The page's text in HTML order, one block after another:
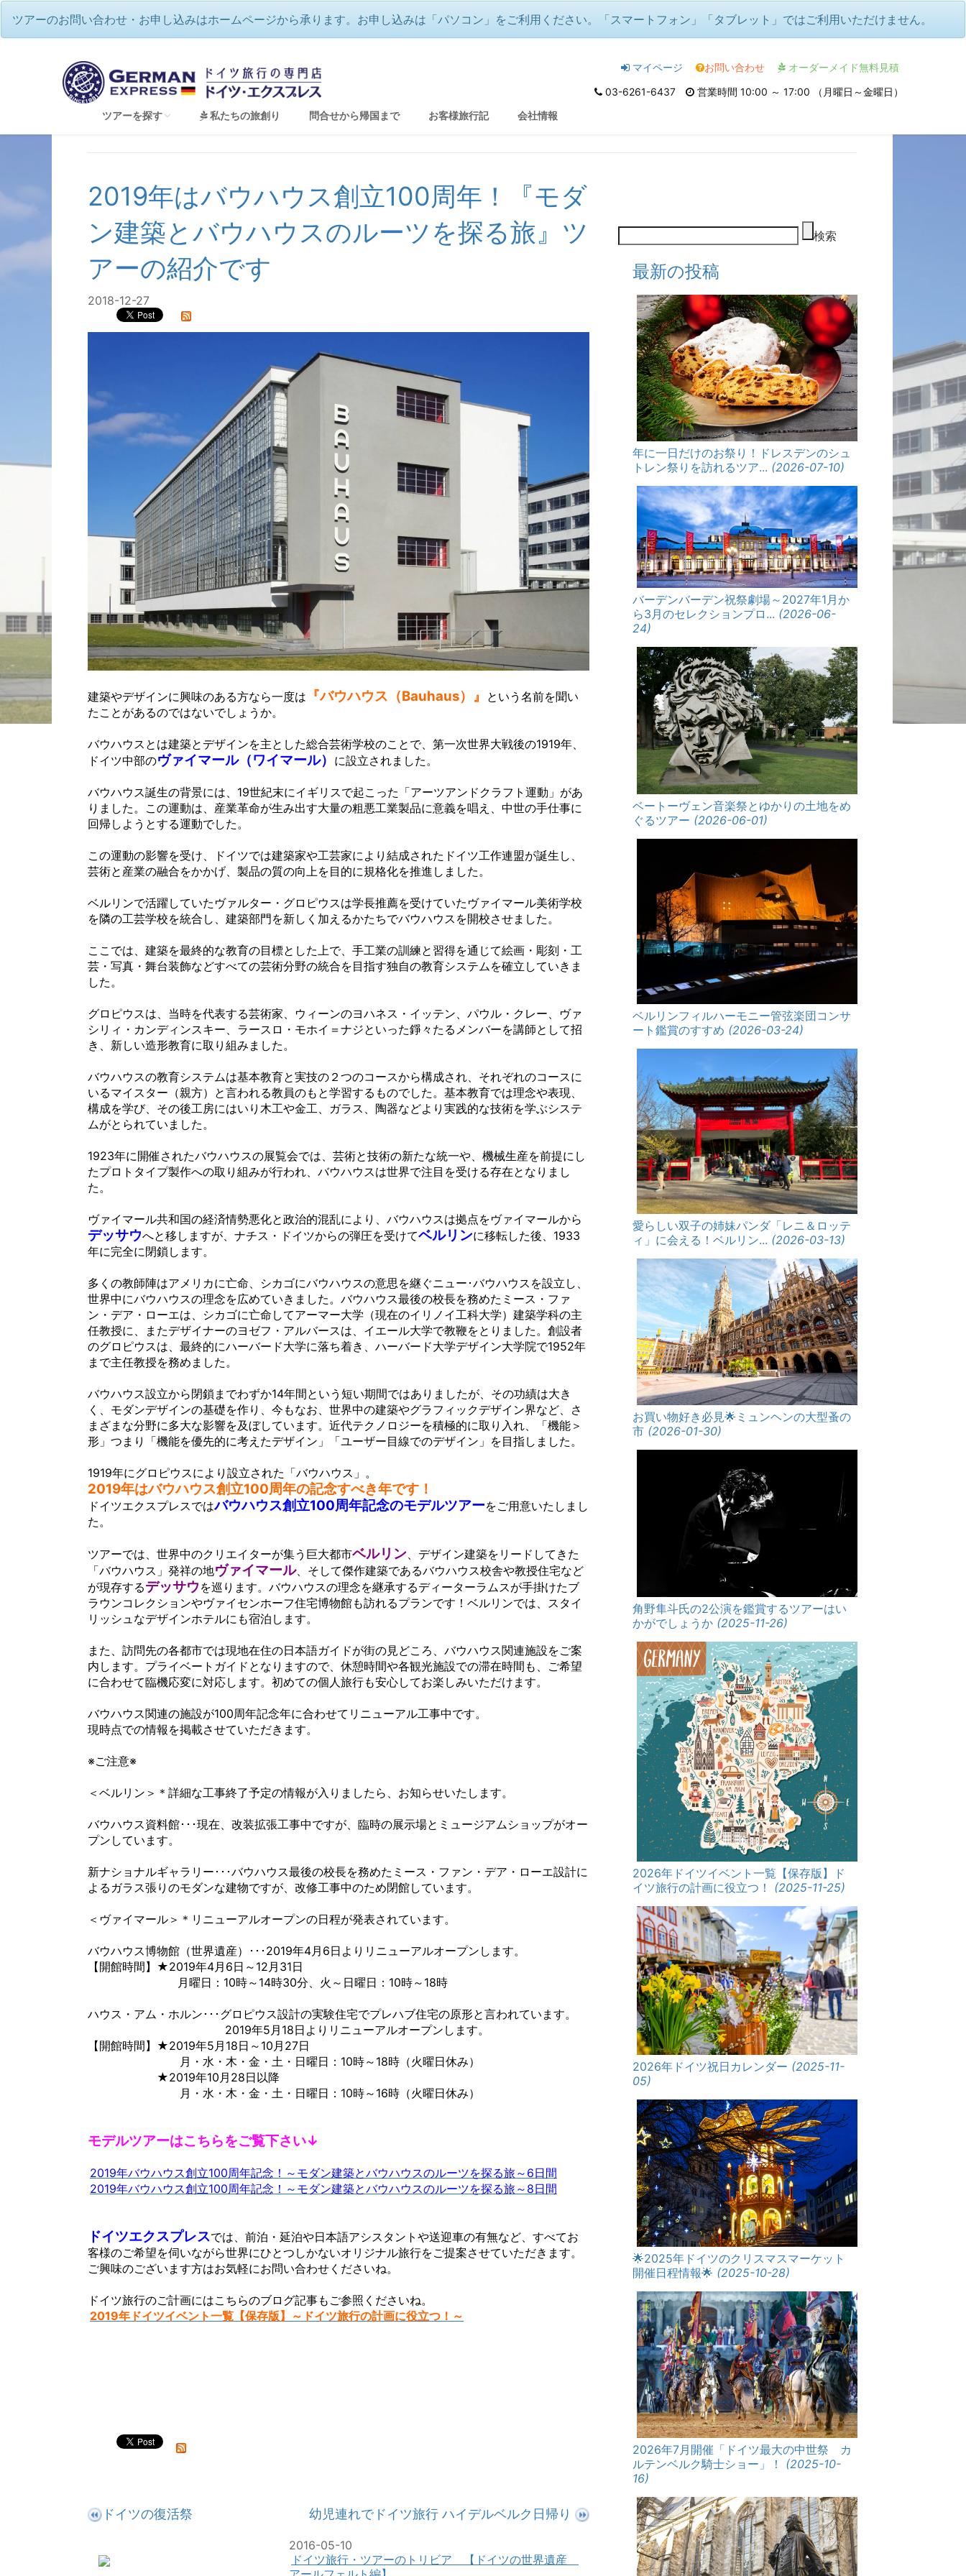
ツアーのお問い合わせ・お申し込みはホームページから承ります。お申し込みは「パソコン」をご利用ください。「スマートフォン」「タブレット」ではご利用いただけません。
オーダーメイド無料見積
お問い合わせ
マイページ
03-6261-6437
営業時間 10:00 ～ 17:00 （月曜日～金曜日）
ツアーを探す
すべてのツアーを見る
音楽の国ドイツ♪本場で名曲を聴く（音楽祭ツアー多数！）
ドイツで過ごす☆伝統のクリスマス
2026年12月🌟バーデンバーデン祝祭劇場・冬の音楽祭『白鳥の湖』『魔笛』
夢のドイツハネムーン（新婚旅行）
角野隼斗氏の海外公演コンサート鑑賞ツアー
没後200年！2027年はベートーヴェン・メモリアルイヤー
自分で創る旅(完全オーダーメイド旅)
私たちの旅創り 問合せから帰国まで お客様旅行記 会社情報
2019年はバウハウス創立100周年！『モダ
ン建築とバウハウスのルーツを探る旅』ツ
アーの紹介です
2018-12-27
建築やデザインに興味のある方なら一度は 『バウハウス（Bauhaus）』 という名前を聞い
たことがあるのではないでしょうか。
バウハウスとは建築とデザインを主とした総合芸術学校のことで、 第一次世界大戦後の1919年、
ドイツ中部のヴァイマール（ワイマール） に設立されました。
バウハウス誕生の背景には、19世紀末にイギリスで起こった「アーツアンドクラフト運動」があ
りました。この運動は、産業革命が生み出す大量の粗悪工業製品に意義を唱え、中世の手仕事に
回帰しようとする運動でした。
この運動の影響を受け、ドイツでは建築家や工芸家により結成されたドイツ工作連盟が誕生し、
芸術と産業の融合をかかげ、製品の質の向上を目的に規格化を推進しました。
ベルリンで活躍していたヴァルター・グロピウスは学長推薦を受けていたヴァイマール美術学校
を隣の工芸学校を統合し、建築部門を新しく加えるかたちでバウハウスを開校させました。
ここでは、 建築を最終的な教育の目標とした上で、手工業の訓練と習得を通じて絵画・彫刻・工
芸・写真・舞台装飾などすべての芸術分野の統合を目指す独自の教育システムを確立していきま
した。
グロピウスは、当時を代表する芸術家、ウィーンのヨハネス・イッテン、パウル・クレー、ヴァ
シリィ・カンディンスキー、ラースロ・モホイ＝ナジといった錚々たるメンバーを講師として招
き、新しい造形教育に取り組みました。
バウハウスの教育システムは基本教育と実技の２つのコースから構成され、それぞれのコースに
いるマイスター（親方）と言われる教員のもと学習するものでした。基本教育では理念や表現、
構成を学び、その後工房にはいり木工や金工、ガラス、陶器などより実践的な技術を学ぶシステ
ムがとられていました。
1923年に開催されたバウハウスの展覧会では、芸術と技術の新たな統一や、機械生産を前提にし
たプロトタイプ製作への取り組みが行われ、バウハウスは世界で注目を受ける存在となりまし
た。
ヴァイマール共和国の経済情勢悪化と政治的混乱により、バウハウスは拠点をヴァイマールから
デッサウへと移しますが、 ナチス・ドイツからの弾圧を受けてベルリンに移転した後、1933
年に完全に閉鎖します。
多くの教師陣はアメリカに亡命、シカゴにバウハウスの意思を継ぐニュー･バウハウスを設立し、
世界中にバウハウスの理念を広めていきました。バウハウス最後の校長を務めたミース・ファ
ン・デア・ローエは、シカゴに亡命してアーマー大学（現在のイリノイ工科大学）建築学科の主
任教授に、またデザイナーのヨゼフ・アルバースは、イエール大学で教鞭をとりました。創設者
のグロピウスは、最終的にハーバード大学に落ち着き、ハーバード大学デザイン大学院で1952年
まで主任教授を務めました。
バウハウス設立から閉鎖までわずか14年間という短い期間ではありましたが、その功績は大き
く、モダンデザインの基礎を作り、今もなお、世界中の建築やグラフィックデザイン界など、さ
まざまな分野に多大な影響を及ぼしています。 近代テクノロジーを積極的に取り入れ、「機能＞
形」つまり
「機能を優先的に考えたデザイン」「ユーザー目線でのデザイン」を目指しました。
1919年にグロピウスにより設立された「バウハウス」。
2019年はバウハウス創立100周年の記念すべき年です！
ドイツエクスプレスではバウハウス創立100周年記念のモデルツアーをご用意いたしまし
た。
ツアーでは、世界中のクリエイターが集う巨大都市ベルリン、デザイン建築をリードしてきた
「バウハウス」発祥の地ヴァイマール、そして傑作建築であるバウハウス校舎や教授住宅など
が現存するデッサウ を巡ります。バウハウスの理念を継承するディーターラムスが手掛けたブ
ラウンコレクションやヴァイセンホーフ住宅博物館も訪れるプランです！ ベルリンでは、スタイ
リッシュなデザインホテルにも宿泊します。
また、訪問先の各都市では現地在住の日本語ガイドが街の見どころ、バウハウス関連施設をご案
内します。プライベートガイドとなりますので、休憩時間や各観光施設での滞在時間も、ご希望
に合わせて臨機応変に対応します。 初めての個人旅行も安心してお楽しみいただけます。
バウハウス関連の施設が100周年記念年に合わせてリニューアル工事中です。
現時点での情報を掲載させていただきます。
※ご注意※
＜ベルリン＞＊詳細な工事終了予定の情報が入りましたら、お知らせいたします。
バウハウス資料館･･･現在、改装拡張工事中ですが、臨時の展示場とミュージアムショップがオー
プンしています。
新ナショナルギャラリー･･･バウハウス最後の校長を務めたミース・ファン・デア・ローエ設計に
よるガラス張りのモダンな建物ですが、改修工事中のため閉館しています。
＜ヴァイマール＞＊リニューアルオープンの日程が発表されています。
バウハウス博物館（世界遺産）･･･2019年4月6日よりリニューアルオープンします。
【開館時間】★2019年4月6日～12月31日
月曜日：10時～14時30分、火～日曜日：10時～18時
ハウス・アム・ホルン･･･グロピウス設計の実験住宅でプレハブ住宅の原形と言われています。
2019年5月18日よりリニューアルオープンします。
【開館時間】★2019年5月18日～10月27日
月・水・木・金・土・日曜日：10時～18時（火曜日休み）
★2019年10月28日以降
月・水・木・金・土・日曜日：10時～16時（火曜日休み）
モデルツアーはこちらをご覧下さい↓
2019年バウハウス創立100周年記念！～モダン建築とバウハウスのルーツを探る旅～6日間
2019年バウハウス創立100周年記念！～モダン建築とバウハウスのルーツを探る旅～8日間
ドイツエクスプレスでは、前泊・延泊や日本語アシスタントや送迎車の有無など、すべてお
客様のご希望を伺いながら世界にひとつしかないオリジナル旅行をご提案させていただきます。
ご興味のございます方はお気軽にお問い合わせくださいね。
ドイツ旅行のご計画にはこちらのブログ記事もご参照くださいね。
2019年ドイツイベント一覧【保存版】～ドイツ旅行の計画に役立つ！～
ドイツの復活祭 幼児連れでドイツ旅行 ハイデルベルク日帰り
2016-05-10
ドイツ旅行・ツアーのトリビア 【ドイツの世界遺産
検索
最新の投稿
年に一日だけのお祭り！ドレスデンのシュ
トレン祭りを訪れるツア... (2026-07-10)
バーデンバーデン祝祭劇場～2027年1月か
ら3月のセレクションプロ... (2026-06-
24)
ベートーヴェン音楽祭とゆかりの土地をめ
ぐるツアー (2026-06-01)
ベルリンフィルハーモニー管弦楽団コンサ
ート鑑賞のすすめ (2026-03-24)
愛らしい双子の姉妹パンダ「レニ＆ロッテ
ィ」に会える！ベルリン... (2026-03-13)
お買い物好き必見🌟ミュンヘンの大型蚤の
市 (2026-01-30)
角野隼斗氏の2公演を鑑賞するツアーはい
かがでしょうか (2025-11-26)
2026年ドイツイベント一覧【保存版】ド
イツ旅行の計画に役立つ！ (2025-11-25)
2026年ドイツ祝日カレンダー (2025-11-
05)
🌟2025年ドイツのクリスマスマーケット
開催日程情報🌟 (2025-10-28)
2026年7月開催「ドイツ最大の中世祭 カ
ルテンベルク騎士ショー」！ (2025-10-
16)